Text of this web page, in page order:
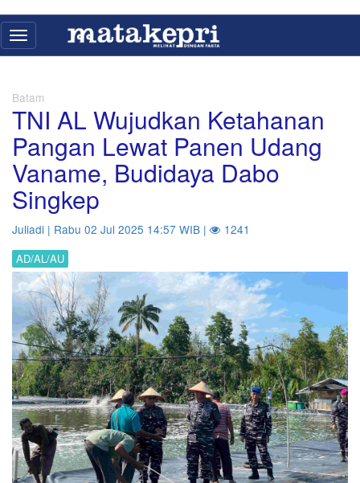
Toggle
navigation
Batam
TNI AL Wujudkan Ketahanan
Pangan Lewat Panen Udang
Vaname, Budidaya Dabo
Singkep
Juliadi | Rabu 02 Jul 2025 14:57 WIB | 1241
AD/AL/AU